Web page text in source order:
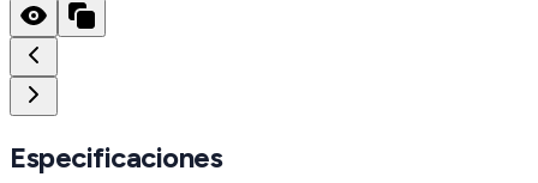
Especificaciones